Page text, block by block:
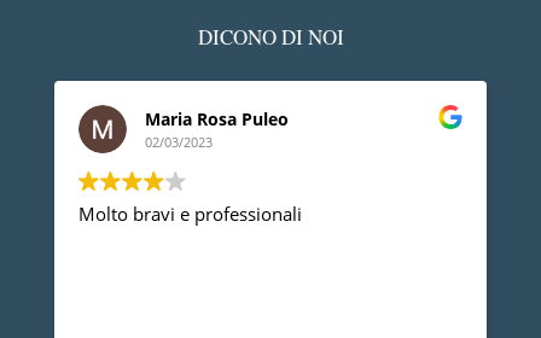
DICONO DI NOI
Maria Rosa Puleo
02/03/2023
Molto bravi e professionali